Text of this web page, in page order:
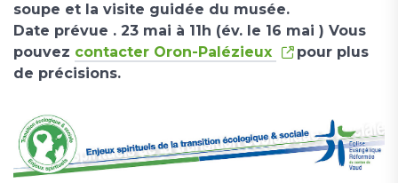
soupe et la visite guidée du musée.
Date prévue . 23 mai à 11h (év. le 16 mai ) Vous
pouvez contacter Oron-Palézieux
pour plus
de précisions.